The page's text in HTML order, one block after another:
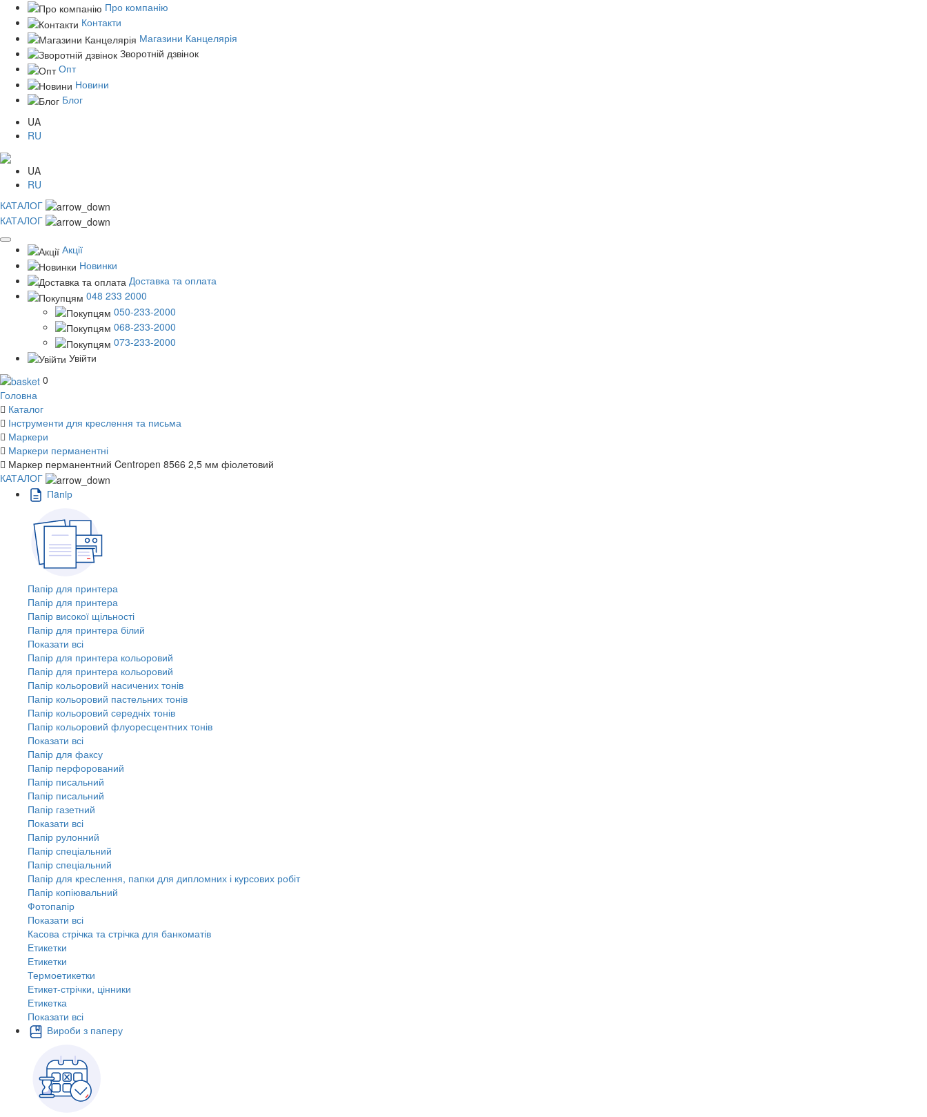
Про компанію
Контакти
Магазини Канцелярія
Зворотній дзвінок
Опт
Новини
Блог
UA
RU
UA
RU
КАТАЛОГ
КАТАЛОГ
Акції
Новинки
Доставка та оплата
048 233 2000
050-233-2000
068-233-2000
073-233-2000
Увійти
0
Головна
Каталог
Інструменти для креслення та письма
Маркери
Маркери перманентні
Маркер перманентний Centropen 8566 2,5 мм фіолетовий
КАТАЛОГ
Пaпiр
Папір для принтера
Папір для принтера
Папір високої щільності
Папір для принтера білий
Показати всі
Папір для принтера кольоровий
Папір для принтера кольоровий
Папір кольоровий насичених тонів
Папір кольоровий пастельних тонів
Папір кольоровий середніх тонів
Папір кольоровий флуоресцентних тонів
Показати всі
Папір для факсу
Папір перфорований
Папір писальний
Папір писальний
Папір газетний
Показати всі
Папір рулонний
Папір спеціальний
Папір спеціальний
Папір для креслення, папки для дипломних і курсових робіт
Папір копіювальний
Фотопапір
Показати всі
Касова стрічка та стрічка для банкоматів
Етикетки
Етикетки
Термоетикетки
Етикет-стрічки, цінники
Етикетка
Показати всі
Вироби з паперу